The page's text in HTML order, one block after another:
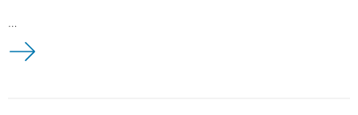
…
Start der GDM-Tagung in Wuppertal